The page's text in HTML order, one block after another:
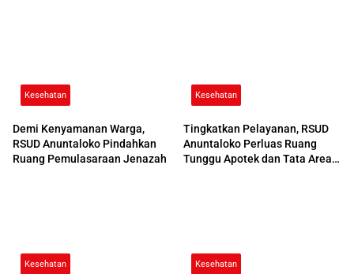
Kesehatan
Demi Kenyamanan Warga,
RSUD Anuntaloko Pindahkan
Ruang Pemulasaraan Jenazah
Kesehatan
Tingkatkan Pelayanan, RSUD
Anuntaloko Perluas Ruang
Tunggu Apotek dan Tata Area
Kesehatan Kesehatan